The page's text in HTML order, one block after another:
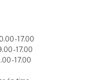
- 17.00
- 17.00
- 17.00